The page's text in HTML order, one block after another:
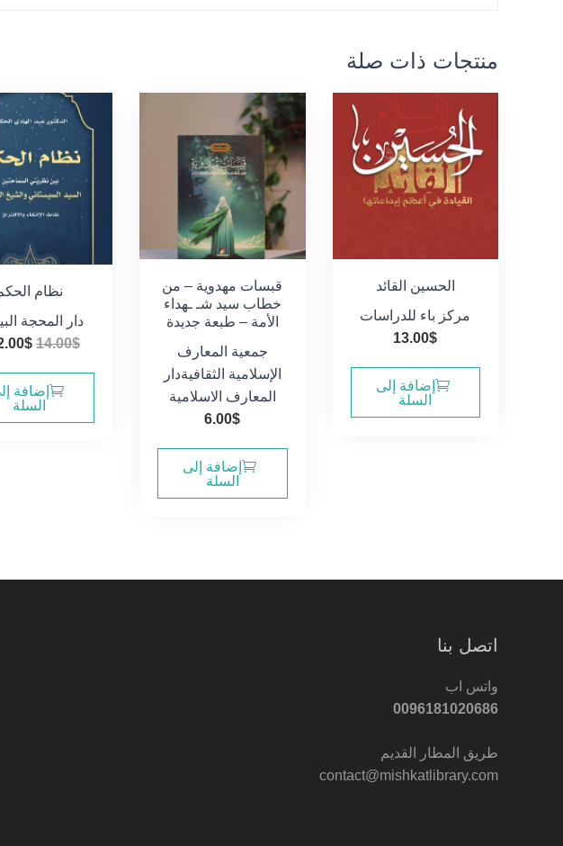
منتجات ذات صلة
الحسين القائد
مركز باء للدراسات
13.00$
إضافة إلى
السلة
قبسات مهدوية – من
خطاب سيد شـ ـهداء
الأمة – طبعة جديدة
جمعية المعارف
الإسلامية الثقافيةدار
المعارف الاسلامية
6.00$
إضافة إلى
السلة
نظام
دار المحجة
14.00$
هو:
14.00$.
$
إضافة
السلة
اتصل بنا
واتس اب
0096181020686
طريق المطار القديم
contact@mishkatlibrary.com